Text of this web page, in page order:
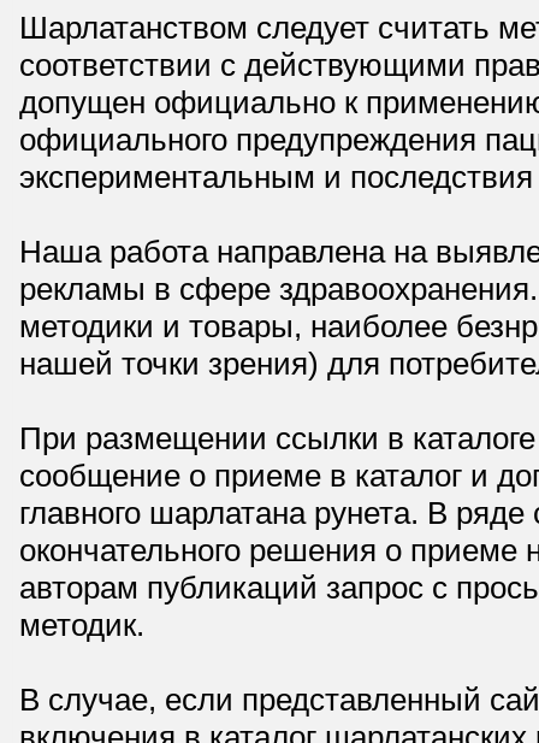
Шарлатанством следует считать
соответствии с действующими
допущен официально к
официального предупреждения
экспериментальным и
Наша работа направлена на
рекламы в сфере
методики и товары, наиболее
нашей точки зрения) для
При размещении ссылки в
сообщение о приеме в каталог и
главного шарлатана рунета. В
окончательного решения о приеме
авторам публикаций запрос с
методик.
В случае, если представленный